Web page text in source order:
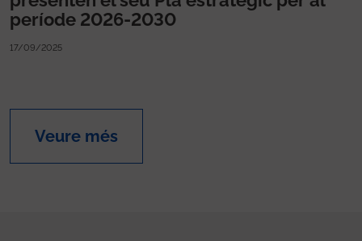
període 2026-2030
17/09/2025
Veure més